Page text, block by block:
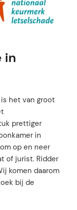
in
het van groot
prettiger
in
op en neer
of jurist. Ridder
komen daarom
bij de